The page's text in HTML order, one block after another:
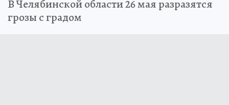
В Челябинской области 26 мая разразятся
грозы с градом